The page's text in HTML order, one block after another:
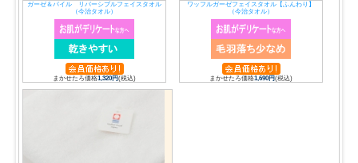
ガーゼ＆パイル リバーシブルフェイスタオル
（今治タオル）
まかせたろ価格1,320円(税込)
ワッフルガーゼフェイスタオル【ふんわり】
（今治タオル）
まかせたろ価格1,690円(税込)